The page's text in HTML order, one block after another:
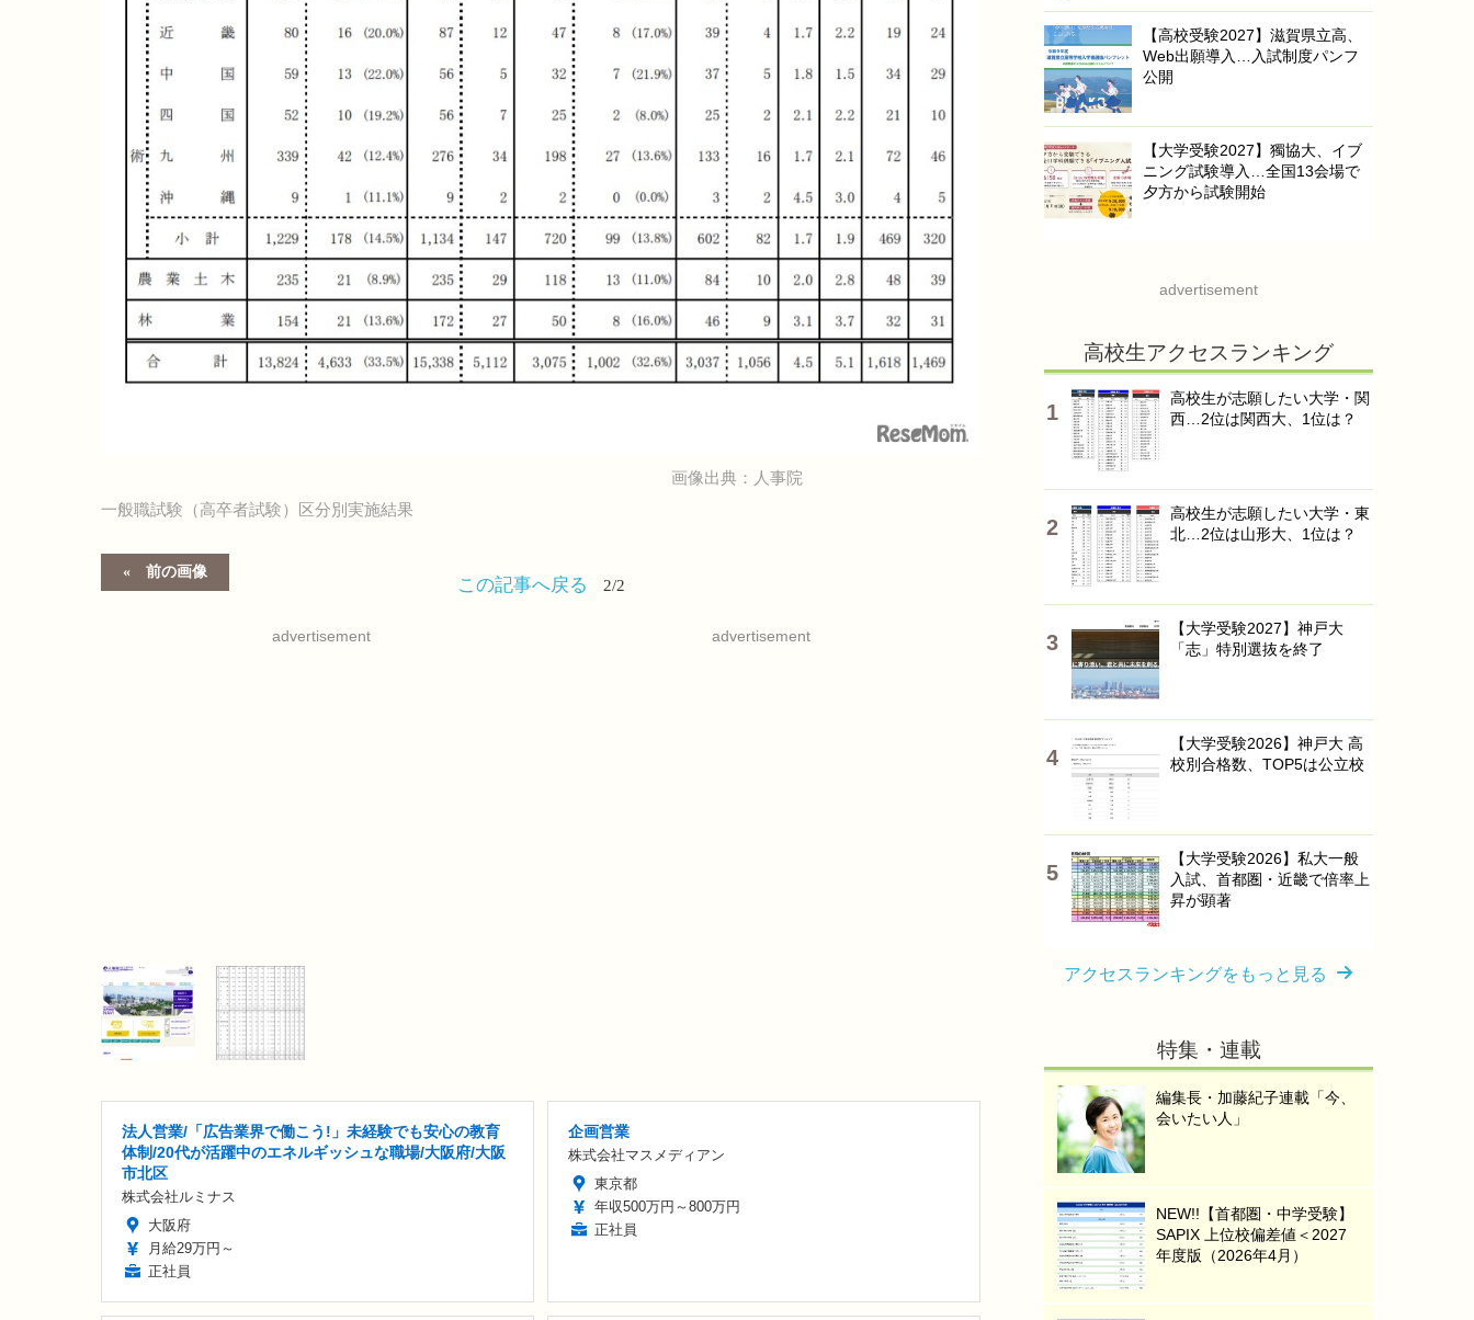
画像出典：人事院
一般職試験（高卒者試験）区分別実施結果
前の画像
この記事へ戻る 2/2
advertisement advertisement
法人営業/「広告業界で働こう!」未経験でも安心の教育
体制/20代が活躍中のエネルギッシュな職場/大阪府/大阪
市北区
株式会社ルミナス
大阪府
月給29万円～
正社員
企画営業
株式会社マスメディアン
東京都
年収500万円～800万円
正社員
【高校受験2027】滋賀県立高、
Web出願導入…入試制度パンフ
公開
【大学受験2027】獨協大、イブ
ニング試験導入…全国13会場で
夕方から試験開始
advertisement
高校生アクセスランキング
高校生が志願したい大学・関
西…2位は関西大、1位は？
高校生が志願したい大学・東
北…2位は山形大、1位は？
【大学受験2027】神戸大
「志」特別選抜を終了
【大学受験2026】神戸大 高
校別合格数、TOP5は公立校
【大学受験2026】私大一般
入試、首都圏・近畿で倍率上
昇が顕著
アクセスランキングをもっと見る
特集・連載
編集長・加藤紀子連載「今、
会いたい人」
NEW!!【首都圏・中学受験】
SAPIX 上位校偏差値＜2027
年度版（2026年4月）